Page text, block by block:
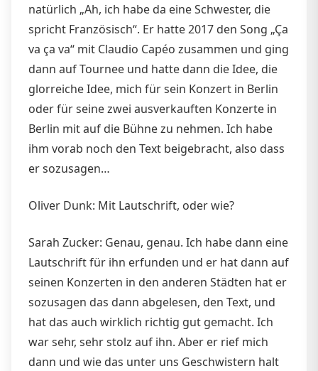
natürlich „Ah, ich habe da eine Schwester, die
spricht Französisch“. Er hatte 2017 den Song „Ça
va ça va“ mit Claudio Capéo zusammen und ging
dann auf Tournee und hatte dann die Idee, die
glorreiche Idee, mich für sein Konzert in Berlin
oder für seine zwei ausverkauften Konzerte in
Berlin mit auf die Bühne zu nehmen. Ich habe
ihm vorab noch den Text beigebracht, also dass
er sozusagen…
Oliver Dunk: Mit Lautschrift, oder wie?
Sarah Zucker: Genau, genau. Ich habe dann eine
Lautschrift für ihn erfunden und er hat dann auf
seinen Konzerten in den anderen Städten hat er
sozusagen das dann abgelesen, den Text, und
hat das auch wirklich richtig gut gemacht. Ich
war sehr, sehr stolz auf ihn. Aber er rief mich
dann und wie das unter uns Geschwistern halt